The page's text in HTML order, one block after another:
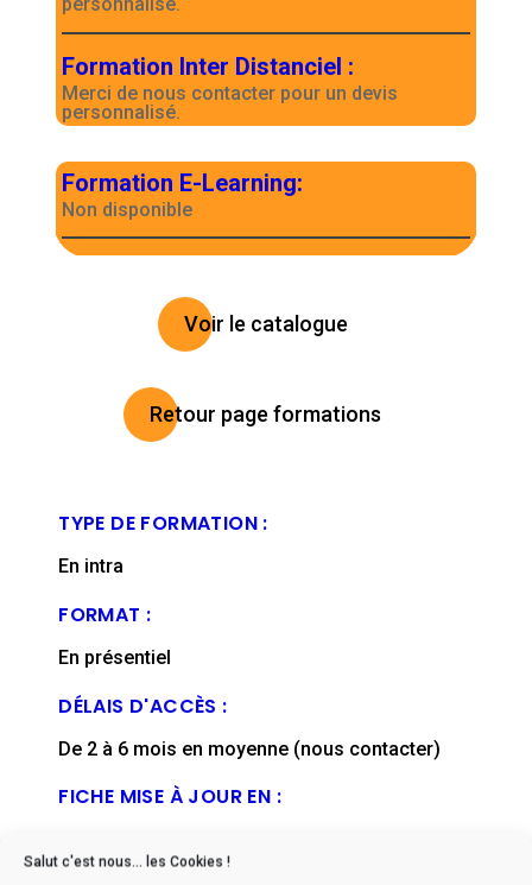
Salut c'est nous... les Cookies !
personnalisé.
Formation Inter Distanciel :
Merci de nous contacter pour un devis
personnalisé.
Formation E-Learning:
Non disponible
Voir le catalogue
Retour page formations
TYPE DE FORMATION :
En intra
FORMAT :
En présentiel
DÉLAIS D'ACCÈS :
De 2 à 6 mois en moyenne (nous contacter)
FICHE MISE À JOUR EN :